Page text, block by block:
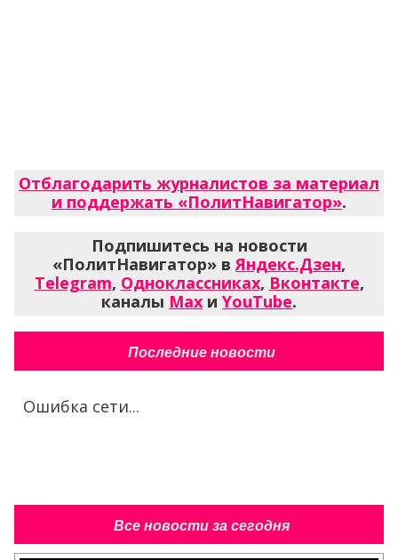
Отблагодарить журналистов за материал
и поддержать «ПолитНавигатор».
Подпишитесь на новости
«ПолитНавигатор» вЯндекс.Дзен,
Telegram, Одноклассниках, Вконтакте,
каналы Max и YouTube.
Последние новости
Ошибка сети...
Все новости за сегодня